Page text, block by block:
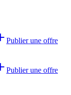
Publier une offre
Publier une offre